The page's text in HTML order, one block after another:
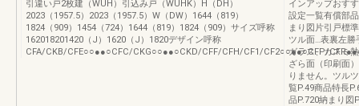
引違い戸2枚建（WUH）引込み戸（WUHK）H（DH）
2023（1957.5）2023（1957.5）W（DW）1644（819）
1824（909）1454（724）1644（819）1824（909）サイズ呼称
162018201420（J）1620（J）1820デザイン呼称
CFA/CKB/CFE○○●●○CFC/CKG○○●●○CKD/CFF/CFH/CF1/CF2○○●●○CFP/
インアップおす
設定一覧有償部
まり図片引戸標
ツル面…表裏左勝
ガラス、カスミ
ざら面（印刷面
りません。ツル
覧P.49商品特長
品P.720納まり図